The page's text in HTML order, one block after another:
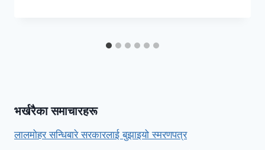
भर्खरैका समाचारहरू
लालमोहर सन्धिबारे सरकारलाई बुझाइयो स्मरणपत्र